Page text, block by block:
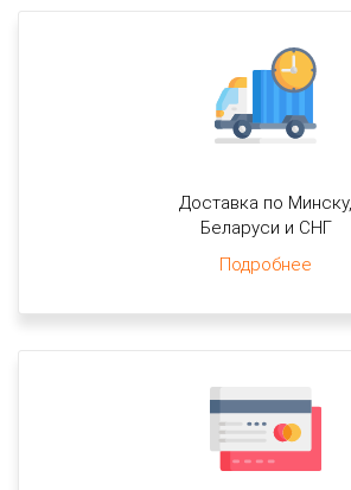
Доставка по Минску,
Беларуси и СНГ
Подробнее